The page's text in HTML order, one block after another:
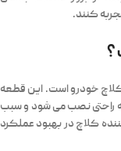
کنند.
کلاچ خودرو است. این قطعه
راحتی نصب می شود و سبب
کلاچ در بهبود عملکرد